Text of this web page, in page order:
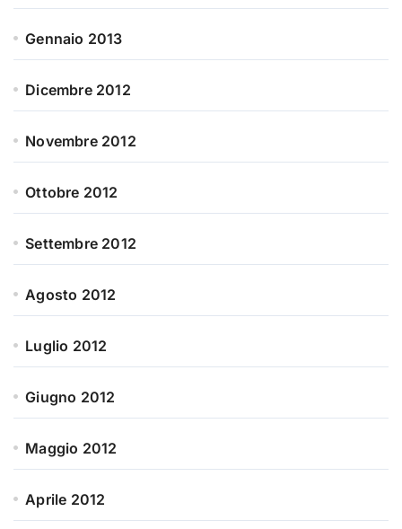
Gennaio 2013
Dicembre 2012
Novembre 2012
Ottobre 2012
Settembre 2012
Agosto 2012
Luglio 2012
Giugno 2012
Maggio 2012
Aprile 2012